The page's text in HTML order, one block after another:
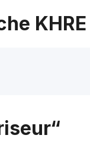
KHRE